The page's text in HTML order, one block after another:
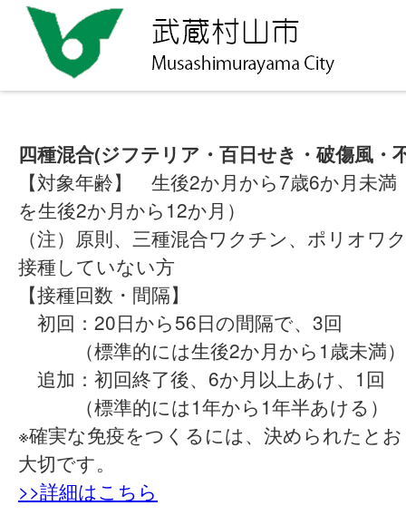
四種混合(ジフテリア・百日せき・破傷風・
【対象年齢】 生後2か月から7歳6か月未満
を生後2か月から12か月）
（注）原則、三種混合ワクチン、ポリオワ
接種していない方
【接種回数・間隔】
初回：20日から56日の間隔で、3回
（標準的には生後2か月から1歳未満）
追加：初回終了後、6か月以上あけ、1回
（標準的には1年から1年半あける）
※確実な免疫をつくるには、決められたと
大切です。
>>詳細はこちら